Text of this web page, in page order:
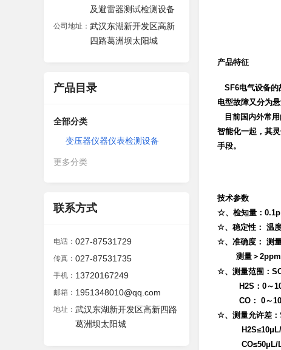
及避雷器测试检测设备
公司地址： 武汉东湖新开发区高新
四路葛洲坝太阳城
产品目录
全部分类
变压器仪器仪表检测设备
更多分类
联系方式
电话： 027-87531729
传真： 027-87531735
手机： 13720167249
邮箱： 1951348010@qq.com
地址： 武汉东湖新开发区高新四路
葛洲坝太阳城
产品特征
SF6电气设备的
电型故障又分为
目前国内外常
智能化一起，其
手段。
技术参数
☆、检知量：
☆、稳定性： 温
☆、准确度： 测
测量＞
☆、测量范围：
H2S：0～
CO： 0～
☆、测量允许差：
H2S≤10μL/
CO≤50μL/